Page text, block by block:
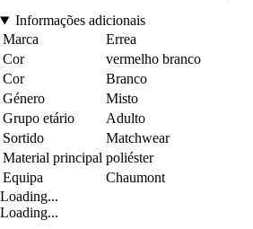
Informações adicionais
Marca
Errea
Cor
vermelho branco
Cor
Branco
Género
Misto
Grupo etário
Adulto
Sortido
Matchwear
Material principal poliéster
Equipa
Chaumont
Loading...
Loading...